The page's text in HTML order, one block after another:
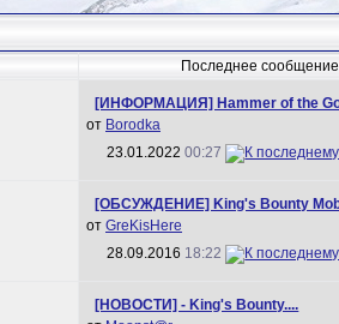
Последнее сообщение
[ИНФОРМАЦИЯ] Hammer of the
от Borodka
23.01.202200:27
[ОБСУЖДЕНИЕ] King's Bounty
от GreKisHere
28.09.2016 18:22
[НОВОСТИ] - King's Bounty....